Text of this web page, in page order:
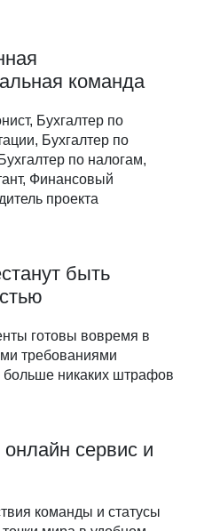
команда
Бухгалтер по
Бухгалтер по
по налогам,
Финансовый
проекта
быть
готовы вовремя в
требованиями
больше никаких штрафов
сервис и
команды и статусы